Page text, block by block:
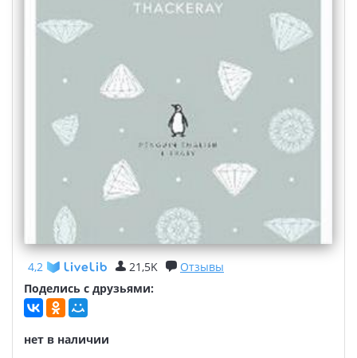
4,2 21,5K
Отзывы
Поделись с друзьями:
нет в наличии